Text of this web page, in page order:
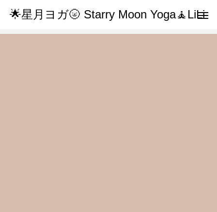
🌟星月ヨガ🌝 Starry Moon Yoga🧘LiLi